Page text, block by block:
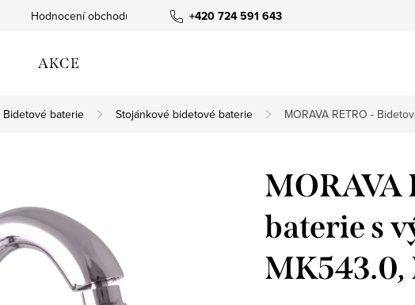
+420 724 591 643
Hodnocení obchodu
AKCE
Bidetové baterie Stojánkové bidetové baterie MORAVA RETRO -
MORAVA
baterie s
MK543.0,